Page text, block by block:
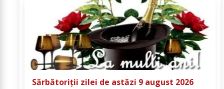
Sărbătoriții zilei de astăzi 9 august 2026